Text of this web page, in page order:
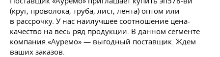
(круг, проволока, труба, лист, лента) оптом или
в рассрочку. У нас наилучшее соотношение цена-
качество на весь ряд продукции. В данном сегменте
компания «Ауремо» — выгодный поставщик. Ждем
ваших заказов.